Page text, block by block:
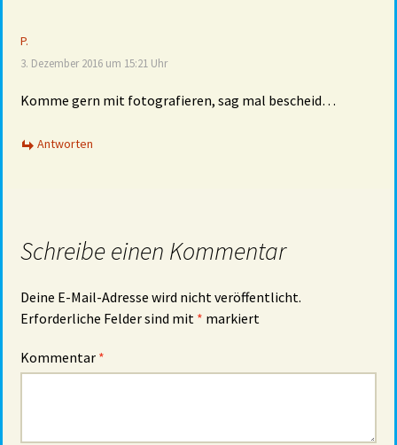
P.
3. Dezember 2016 um 15:21 Uhr
Komme gern mit fotografieren, sag mal bescheid…
Antworten
Schreibe einen Kommentar
Deine E-Mail-Adresse wird nicht veröffentlicht.
Erforderliche Felder sind mit * markiert
Kommentar *